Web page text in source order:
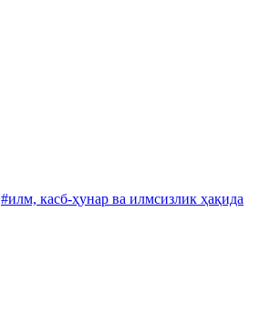
#илм, касб-ҳунар ва илмсизлик ҳақида